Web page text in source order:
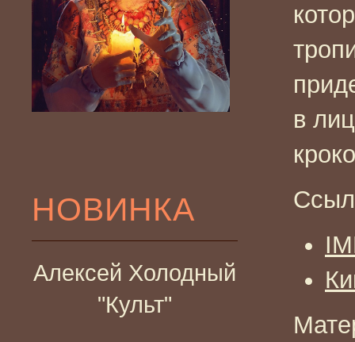
НОВИНКА
Алексей Холодный
"Культ"
в